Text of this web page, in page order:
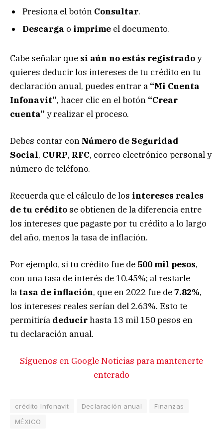
Presiona el botón Consultar.
Descarga o imprime el documento.
Cabe señalar que si aún no estás registradoy
quieres deducir los intereses de tu crédito en tu
declaración anual, puedes entrar a “Mi Cuenta
Infonavit”, hacer clic en el botón “Crear
cuenta” y realizar el proceso.
Debes contar con Número de Seguridad
Social, CURP, RFC, correo electrónico personal y
número de teléfono.
Recuerda que el cálculo de los intereses reales
de tu crédito se obtienen de la diferencia entre
los intereses que pagaste por tu crédito a lo largo
del año, menos la tasa de inflación.
Por ejemplo, si tu crédito fue de 500 mil pesos,
con una tasa de interés de 10.45%; al restarle
la tasa de inflación, que en 2022 fue de7.82%,
los intereses reales serían del 2.63%. Esto te
permitiría deducirhasta 13 mil 150 pesos en
tu declaración anual.
Síguenos en Google Noticias para mantenerte
enterado
crédito Infonavit Declaración anual
Finanzas
MÉXICO